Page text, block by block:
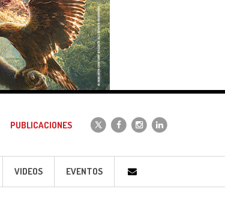
PUBLICACIONES
VIDEOS EVENTOS